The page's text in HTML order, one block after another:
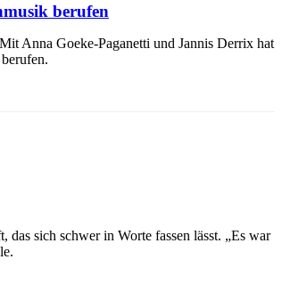
berufen
Anna Goeke-Paganetti und Jannis Derrix hat
sich schwer in Worte fassen lässt. „Es war